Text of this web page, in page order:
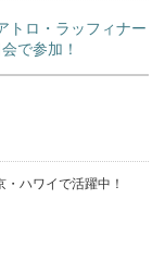
トロ・ラッフィナー
で参加！
ハワイで活躍中！